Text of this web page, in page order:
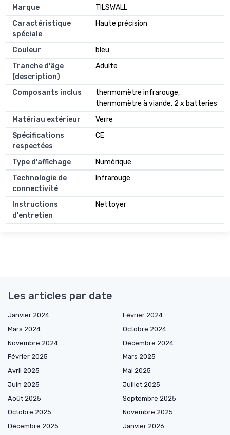
Marque
TILSWALL
Caractéristique
spéciale
Haute précision
Couleur
bleu
Tranche d'âge
(description)
Adulte
Composants inclus
thermomètre infrarouge,
thermomètre à viande, 2 x batteries
Matériau extérieur
Verre
Spécifications
respectées
CE
Type d'affichage
Numérique
Technologie de
connectivité
Infrarouge
Instructions
d'entretien
Nettoyer
Les articles par date
Janvier 2024
Février 2024
Mars 2024
Octobre 2024
Novembre 2024
Décembre 2024
Février 2025
Mars 2025
Avril 2025
Mai 2025
Juin 2025
Juillet 2025
Août 2025
Septembre 2025
Octobre 2025
Novembre 2025
Décembre 2025
Janvier 2026